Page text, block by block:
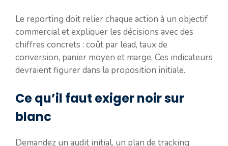
Le reporting doit relier chaque action à un objectif
commercial et expliquer les décisions avec des
chiffres concrets : coût par lead, taux de
conversion, panier moyen et marge. Ces indicateurs
devraient figurer dans la proposition initiale.
Ce qu’il faut exiger noir sur
blanc
Demandez un audit initial, un plan de tracking